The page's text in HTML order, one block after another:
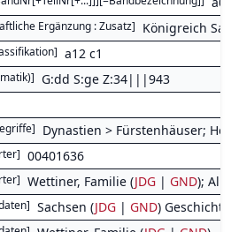
Ergänzung : Zusatz] Königreich
] a12 c1
] G:dd S:ge Z:34|||943
] Dynastien > Fürstenhäuser;
] 00401636
] Wettiner, Familie (JDG | GND);
] Sachsen (JDG | GND)